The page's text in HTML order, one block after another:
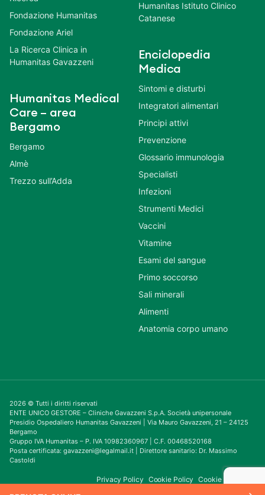
Fondazione Humanitas
Fondazione Ariel
La Ricerca Clinica in
Humanitas Gavazzeni
Humanitas Medical
Care – area
Bergamo
Bergamo
Almè
Trezzo sull’Adda
Humanitas Istituto Clinico
Catanese
Enciclopedia
Medica
Sintomi e disturbi
Integratori alimentari
Principi attivi
Prevenzione
Glossario immunologia
Specialisti
Infezioni
Strumenti Medici
Vaccini
Vitamine
Esami del sangue
Primo soccorso
Sali minerali
Alimenti
Anatomia corpo umano
2026 © Tutti i diritti riservati
ENTE UNICO GESTORE – Cliniche Gavazzeni S.p.A. Società unipersonale
Presidio Ospedaliero Humanitas Gavazzeni | Via Mauro Gavazzeni, 21 – 24125
Bergamo
Gruppo IVA Humanitas – P. IVA 10982360967 | C.F. 00468520168
Posta certificata: gavazzeni@legalmail.it | Direttore sanitario: Dr. Massimo
Castoldi
Privacy Policy Cookie Policy Cookie Consent